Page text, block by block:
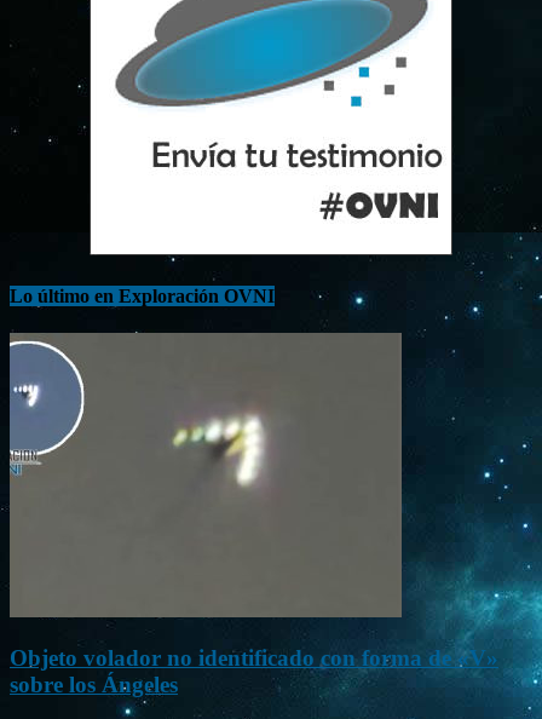
Lo último en Exploración OVNI
Objeto volador no identificado con forma de «V»
sobre los Ángeles